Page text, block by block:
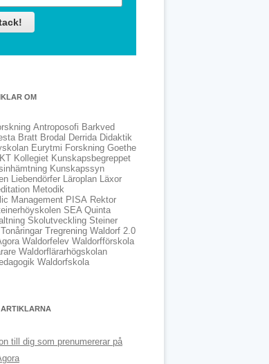
OM
Antroposofi Barkved
Bratt Brodal Derrida Didaktik
Eurytmi Forskning Goethe
Kollegiet Kunskapsbegreppet
Kunskapssyn
Liebendörfer Läroplan Läxor
Metodik
Management PISA Rektor
SEA Quinta
Skolutveckling Steiner
Tonåringar Tregrening Waldorf 2.0
Waldorfelev Waldorfförskola
Waldorflärarhögskolan
Waldorfskola
till dig som prenumererar på